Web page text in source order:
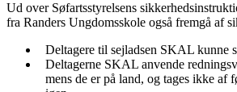
Ud over Søfartsstyrelsens
fra Randers Ungdomsskole også fremgå af
Deltagere til sejladsen SKAL kunne
Deltagerne SKAL anvende
mens de er på land, og tages ikke af